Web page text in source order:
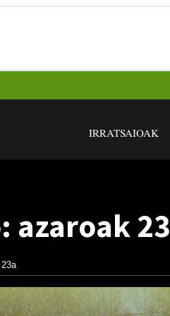
IRRATSAIOAK
azaroak 23